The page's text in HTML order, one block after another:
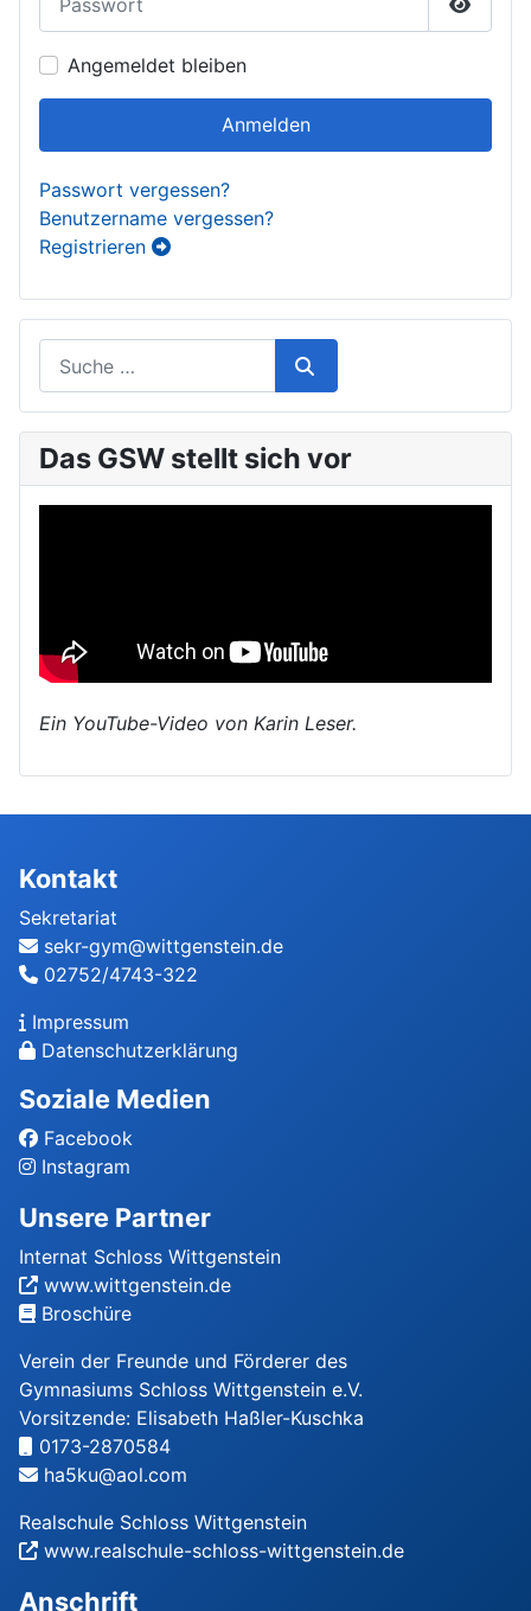
Angemeldet bleiben
Anmelden
Passwort vergessen?
Benutzername vergessen?
Registrieren
Das GSW stellt sich vor
Ein YouTube-Video von Karin Leser.
Kontakt
Sekretariat
sekr-gym@wittgenstein.de
02752/4743-322
Impressum
Datenschutzerklärung
Soziale Medien
Facebook
Instagram
Unsere Partner
Internat Schloss Wittgenstein
www.wittgenstein.de
Broschüre
Verein der Freunde und Förderer des
Gymnasiums Schloss Wittgenstein e.V.
Vorsitzende: Elisabeth Haßler-Kuschka
0173-2870584
ha5ku@aol.com
Realschule Schloss Wittgenstein
www.realschule-schloss-wittgenstein.de
Anschrift